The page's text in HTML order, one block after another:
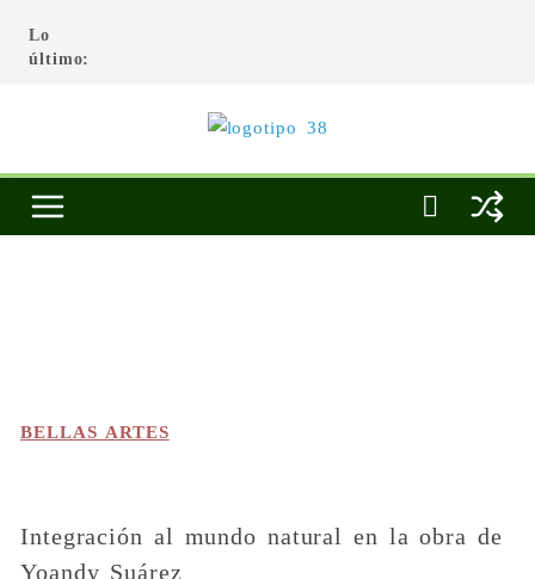
Lo
último:
BELLAS ARTES
Integración al mundo natural en la obra de
Yoandy Suárez